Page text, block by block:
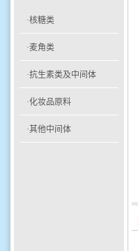
·核糖类
·麦角类
·抗生素类及中间体
·化妆品原料
·其他中间体